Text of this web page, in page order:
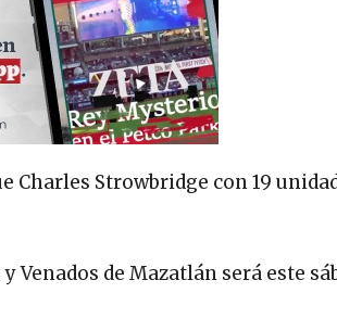
Charles Strowbridge con 19
de Mazatlán será este